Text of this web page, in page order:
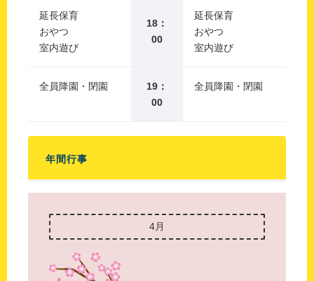
延長保育
おやつ
室内遊び
18：
00
延長保育
おやつ
室内遊び
全員降園・閉園
19：
00
全員降園・閉園
年間行事
4月